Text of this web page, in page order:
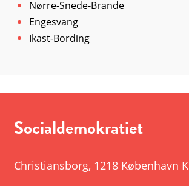
Nørre-Snede-Brande
Engesvang
Ikast-Bording
Socialdemokratiet
Christiansborg, 1218 København K